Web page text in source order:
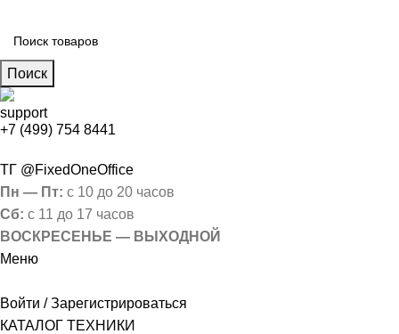
Поиск
+7 (499) 754 8441
ТГ @FixedOneOffice
Пн — Пт: с 10 до 20 часов
Сб: с 11 до 17 часов
ВОСКРЕСЕНЬЕ — ВЫХОДНОЙ
Меню
Войти / Зарегистрироваться
КАТАЛОГ ТЕХНИКИ